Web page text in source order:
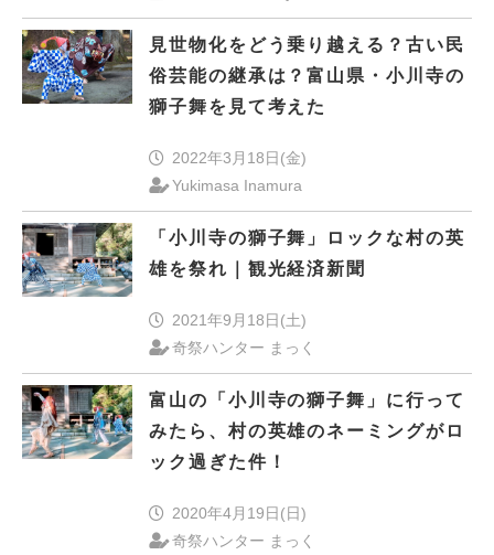
見世物化をどう乗り越える？古い民
俗芸能の継承は？富山県・小川寺の
獅子舞を見て考えた
2022年3月18日(金)
Yukimasa Inamura
「小川寺の獅子舞」ロックな村の英
雄を祭れ｜観光経済新聞
2021年9月18日(土)
奇祭ハンター まっく
富山の「小川寺の獅子舞」に行って
みたら、村の英雄のネーミングがロ
ック過ぎた件！
2020年4月19日(日)
奇祭ハンター まっく